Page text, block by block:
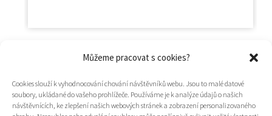
Můžeme pracovat s cookies?
Cookies slouží k vyhodnocování chování návštěvníků webu. Jsou to malé datové
soubory, ukládané do vašeho prohlížeče. Používáme je k analýze údajů o našich
návštěvnících, ke zlepšení našich webových stránek a zobrazení personalizovaného